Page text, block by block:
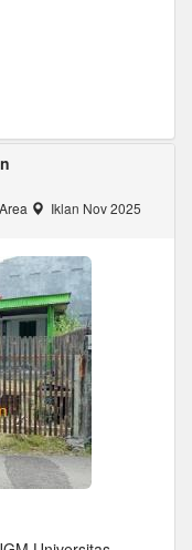
Iklan Nov 2025